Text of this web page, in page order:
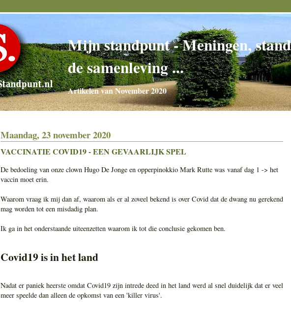
Mijn standpunt - Meningen,
de samenleving ...
Artikelen van November 2020
Maandag, 23 november 2020
VACCINATIE COVID19 - EEN GEVAARLIJK SPEL
De bedoeling van onze clown Hugo De Jonge en opperpinokkio Mark Rutte was vanaf dag 1 -> het
vaccin moet erin.
Waarom vraag ik mij dan af, waarom als er al zoveel bekend is over Covid dat de dwang nu gerekend
mag worden tot een misdadig plan.
Ik ga in het onderstaande uiteenzetten waarom ik tot die conclusie gekomen ben.
Covid19 is in het land
Nadat er paniek heerste omdat Covid19 zijn intrede deed in het land werd al snel duidelijk dat er veel
meer speelde dan alleen de opkomst van een 'killer virus'.